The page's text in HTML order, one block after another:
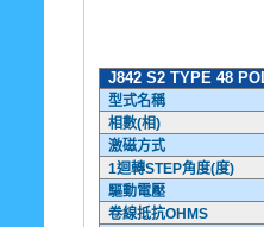
J842 S2 TYPE 48
型式名稱
相數(相)
激磁方式
1迴轉STEP角度(度)
驅動電壓
卷線抵抗OHMS